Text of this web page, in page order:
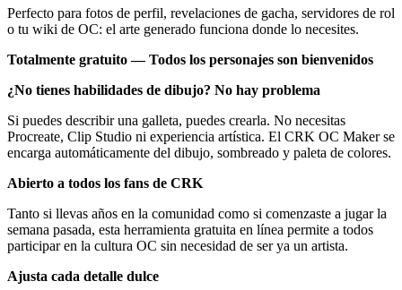
Perfecto para fotos de perfil, revelaciones de gacha, servidores de rol
o tu wiki de OC: el arte generado funciona donde lo necesites.
Totalmente gratuito — Todos los personajes son bienvenidos
¿No tienes habilidades de dibujo? No hay problema
Si puedes describir una galleta, puedes crearla. No necesitas
Procreate, Clip Studio ni experiencia artística. El CRK OC Maker se
encarga automáticamente del dibujo, sombreado y paleta de colores.
Abierto a todos los fans de CRK
Tanto si llevas años en la comunidad como si comenzaste a jugar la
semana pasada, esta herramienta gratuita en línea permite a todos
participar en la cultura OC sin necesidad de ser ya un artista.
Ajusta cada detalle dulce